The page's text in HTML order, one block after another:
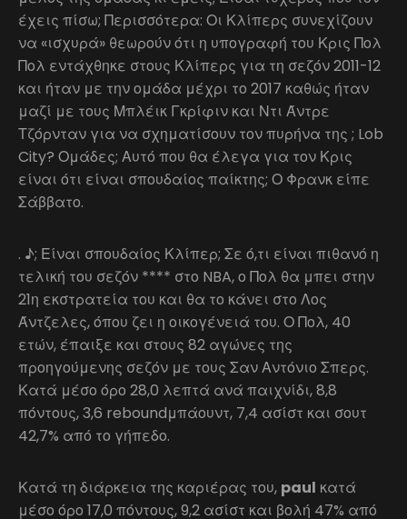
έχεις πίσω; Περισσότερα: Οι Κλίπερς συνεχίζουν
να «ισχυρά» θεωρούν ότι η υπογραφή του Κρις Πολ
Πολ εντάχθηκε στους Κλίπερς για τη σεζόν 2011-12
και ήταν με την ομάδα μέχρι το 2017 καθώς ήταν
μαζί με τους Μπλέικ Γκρίφιν και Ντι Άντρε
Τζόρνταν για να σχηματίσουν τον πυρήνα της ; Lob
City? Ομάδες; Αυτό που θα έλεγα για τον Κρις
είναι ότι είναι σπουδαίος παίκτης; Ο Φρανκ είπε
Σάββατο.
. ♪; Είναι σπουδαίος Κλίπερ; Σε ό,τι είναι πιθανό η
τελική του σεζόν **** στο NBA, ο Πολ θα μπει στην
21η εκστρατεία του και θα το κάνει στο Λος
Άντζελες, όπου ζει η οικογένειά του. Ο Πολ, 40
ετών, έπαιξε και στους 82 αγώνες της
προηγούμενης σεζόν με τους Σαν Αντόνιο Σπερς.
Κατά μέσο όρο 28,0 λεπτά ανά παιχνίδι, 8,8
πόντους, 3,6 reboundμπάουντ, 7,4 ασίστ και σουτ
42,7% από το γήπεδο.
Κατά τη διάρκεια της καριέρας του, paul κατά
μέσο όρο 17,0 πόντους, 9,2 ασίστ και βολή 47% από